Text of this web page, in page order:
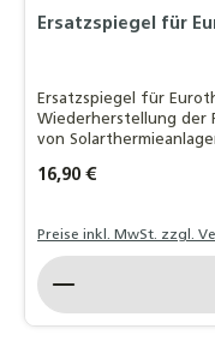
Ersatzspiegel für
Ersatzspiegel für
Wiederherstellung der
von
Regulärer Preis:
16,90 €
Preise inkl. MwSt. zzgl.
Produkt Anzahl: